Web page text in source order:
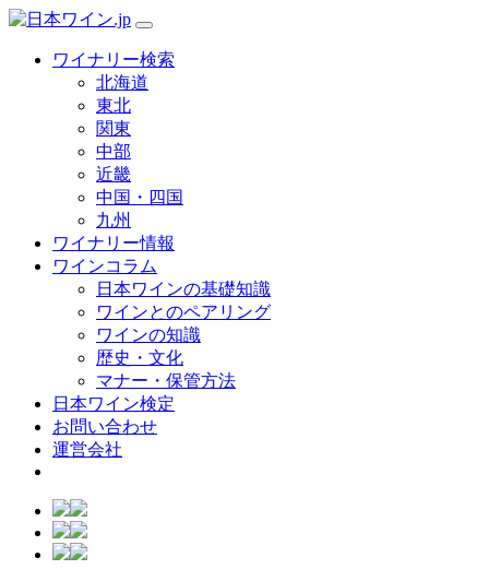
ワイナリー検索
北海道
東北
関東
中部
近畿
中国・四国
九州
ワイナリー情報
ワインコラム
日本ワインの基礎知識
ワインとのペアリング
ワインの知識
歴史・文化
マナー・保管方法
日本ワイン検定
お問い合わせ
運営会社